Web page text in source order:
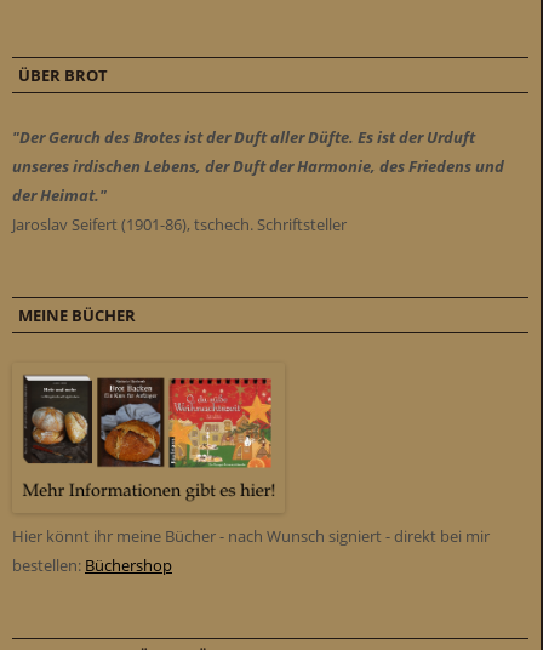
ÜBER BROT
"Der Geruch des Brotes ist der Duft aller Düfte. Es ist der Urduft
unseres irdischen Lebens, der Duft der Harmonie, des Friedens und
der Heimat."
Jaroslav Seifert (1901-86), tschech. Schriftsteller
MEINE BÜCHER
Hier könnt ihr meine Bücher - nach Wunsch signiert - direkt bei mir
bestellen: Büchershop